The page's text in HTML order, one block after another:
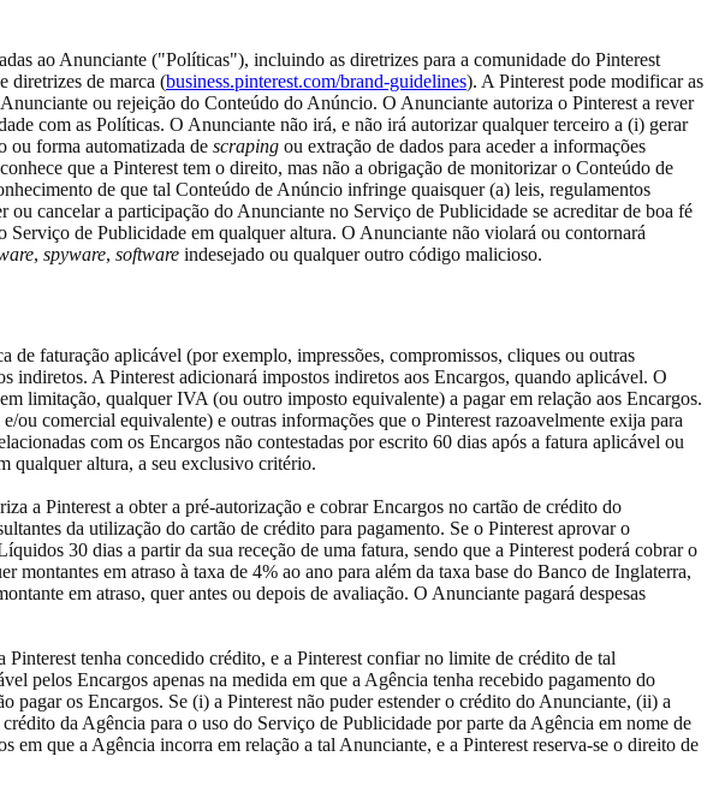
ao Anunciante ("Políticas"), incluindo as diretrizes para a comunidade do Pinterest
diretrizes de marca (business.pinterest.com/brand-guidelines). A Pinterest pode modificar as
ou rejeição do Conteúdo do Anúncio. O Anunciante autoriza o Pinterest a rever
com as Políticas. O Anunciante não irá, e não irá autorizar qualquer terceiro a (i) gerar
ou forma automatizada de scraping ou extração de dados para aceder a informações
que a Pinterest tem o direito, mas não a obrigação de monitorizar o Conteúdo de
de que tal Conteúdo de Anúncio infringe quaisquer (a) leis, regulamentos
cancelar a participação do Anunciante no Serviço de Publicidade se acreditar de boa fé
de Publicidade em qualquer altura. O Anunciante não violará ou contornará
, spyware, software indesejado ou qualquer outro código malicioso.
faturação aplicável (por exemplo, impressões, compromissos, cliques ou outras
indiretos. A Pinterest adicionará impostos indiretos aos Encargos, quando aplicável. O
limitação, qualquer IVA (ou outro imposto equivalente) a pagar em relação aos Encargos.
comercial equivalente) e outras informações que o Pinterest razoavelmente exija para
com os Encargos não contestadas por escrito 60 dias após a fatura aplicável ou
qualquer altura, a seu exclusivo critério.
a Pinterest a obter a pré-autorização e cobrar Encargos no cartão de crédito do
da utilização do cartão de crédito para pagamento. Se o Pinterest aprovar o
30 dias a partir da sua receção de uma fatura, sendo que a Pinterest poderá cobrar o
em atraso à taxa de 4% ao ano para além da taxa base do Banco de Inglaterra,
em atraso, quer antes ou depois de avaliação. O Anunciante pagará despesas
tenha concedido crédito, e a Pinterest confiar no limite de crédito de tal
pelos Encargos apenas na medida em que a Agência tenha recebido pagamento do
os Encargos. Se (i) a Pinterest não puder estender o crédito do Anunciante, (ii) a
da Agência para o uso do Serviço de Publicidade por parte da Agência em nome de
que a Agência incorra em relação a tal Anunciante, e a Pinterest reserva-se o direito de